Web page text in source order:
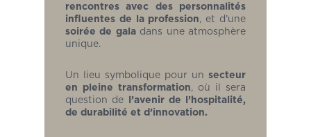
rencontres avec des personnalités
influentes de la profession, et d’une
soirée de galadans une atmosphère
unique.
Un lieu symbolique pour un secteur
en pleine transformation, où il sera
question de
l’avenir de l’hospitalité,
de durabilité et d’innovation.